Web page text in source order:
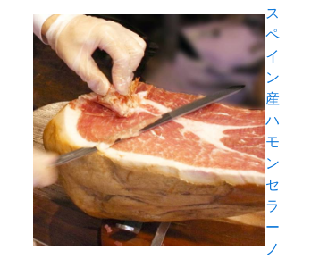
ス
ペ
イ
ン
産
ハ
モ
ン
セ
ラ
ー
ノ